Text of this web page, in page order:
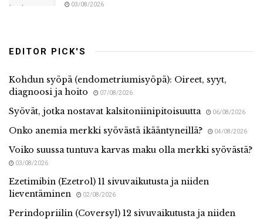
03/08/2026
EDITOR PICK'S
Kohdun syöpä (endometriumisyöpä): Oireet, syyt,
diagnoosi ja hoito
07/08/2026
Syövät, jotka nostavat kalsitoniinipitoisuutta 06/08/2026
Onko anemia merkki syövästä ikääntyneillä? 04/08/2026
Voiko suussa tuntuva karvas maku olla merkki syövästä?
03/08/2026
Ezetimibin (Ezetrol) 11 sivuvaikutusta ja niiden
lieventäminen
02/08/2026
Perindopriilin (Coversyl) 12 sivuvaikutusta ja niiden